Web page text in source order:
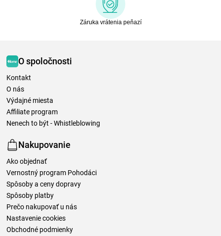
Záruka vrátenia peňazí
O spoločnosti
Kontakt
O nás
Výdajné miesta
Affiliate program
Nenech to být - Whistleblowing
Nakupovanie
Ako objednať
Vernostný program Pohodáci
Spôsoby a ceny dopravy
Spôsoby platby
Prečo nakupovať u nás
Nastavenie cookies
Obchodné podmienky